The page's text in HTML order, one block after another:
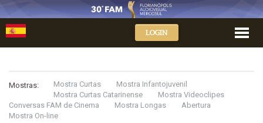
LOGIN
Mostras: Mostra Curtas
Mostra Infantojuvenil
Mostra Curtas Catarinense
Mostra Videoclipes
Conversas FAM de Cinema
Mostra Longas
Abertura
Mostra On-line